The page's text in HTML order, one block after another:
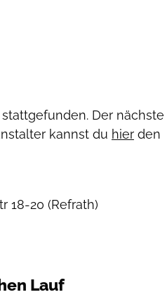
stattgefunden. Der nächste
kannst du hier den
18-20 (Refrath)
Lauf